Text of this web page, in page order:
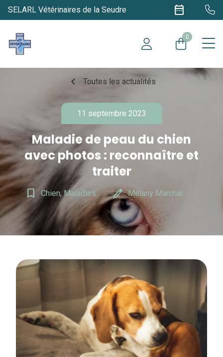
SELARL Vétérinaires de la Seudre date_range
0
chevron_left Toutes les actualités
11 septembre 2023
Maladie de peau du chien
avec photos : reconnaître et
traiter
bookmark_border Chien, Maladies edit Mélany Marchal